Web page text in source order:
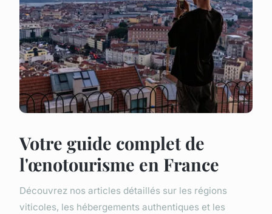
Votre guide complet de
l'œnotourisme en France
Découvrez nos articles détaillés sur les régions
viticoles, les hébergements authentiques et les